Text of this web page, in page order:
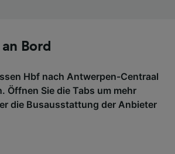
Bord
Hbf nach Antwerpen-Centraal
Öffnen Sie die Tabs um mehr
die Busausstattung der Anbieter